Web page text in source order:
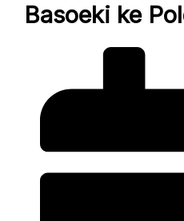
Basoeki ke